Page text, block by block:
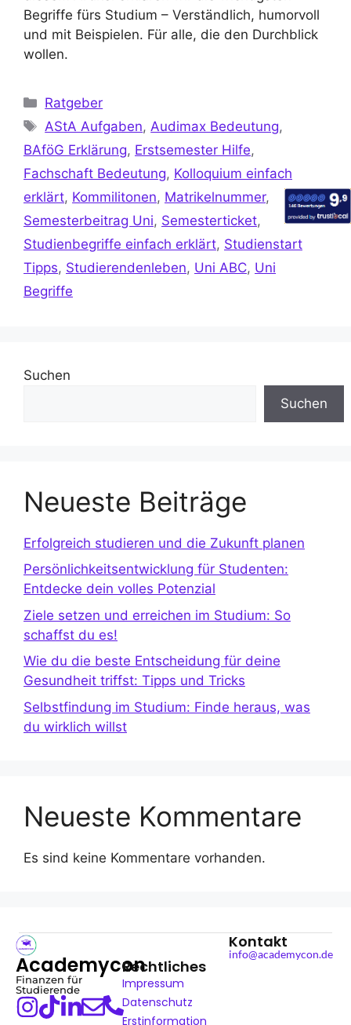
Begriffe fürs Studium – Verständlich, humorvoll
und mit Beispielen. Für alle, die den Durchblick
wollen.
Ratgeber
AStA Aufgaben, Audimax Bedeutung,
BAföG Erklärung, Erstsemester Hilfe,
Fachschaft Bedeutung, Kolloquium einfach
erklärt, Kommilitonen, Matrikelnummer,
Semesterbeitrag Uni, Semesterticket,
Studienbegriffe einfach erklärt, Studienstart
Tipps, Studierendenleben, Uni ABC, Uni
Begriffe
Suchen
Suchen
Neueste Beiträge
Erfolgreich studieren und die Zukunft planen
Persönlichkeitsentwicklung für Studenten:
Entdecke dein volles Potenzial
Ziele setzen und erreichen im Studium: So
schaffst du es!
Wie du die beste Entscheidung für deine
Gesundheit triffst: Tipps und Tricks
Selbstfindung im Studium: Finde heraus, was
du wirklich willst
Neueste Kommentare
Es sind keine Kommentare vorhanden.
Academycon
Finanzen für
Studierende
Rechtliches
Impressum
Datenschutz
Erstinformation
Kontakt
info@academycon.de